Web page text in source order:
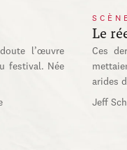
l’œuvre
festival. Née
Le
Ces
arides
Jeff